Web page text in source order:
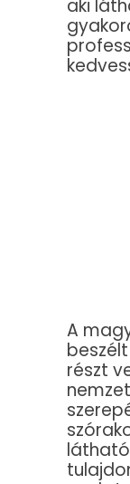
aki
A
részt